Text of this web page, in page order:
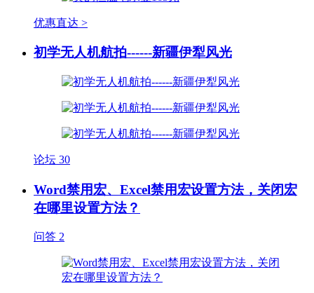
优惠直达 >
初学无人机航拍------新疆伊犁风光
论坛 30
Word禁用宏、Excel禁用宏设置方法，关闭宏
在哪里设置方法？
问答 2